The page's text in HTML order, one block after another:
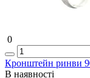
0
Кронштейн ринви
В наявності